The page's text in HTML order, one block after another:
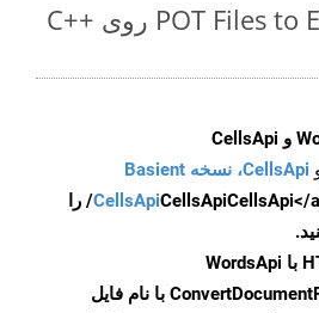
تبدیل ساده POT Files to EPUB روی C++
CellsApi، نسخه Basient
CellsApiCellsApi
CellsApi</aient/Client/ را
با نام فایل